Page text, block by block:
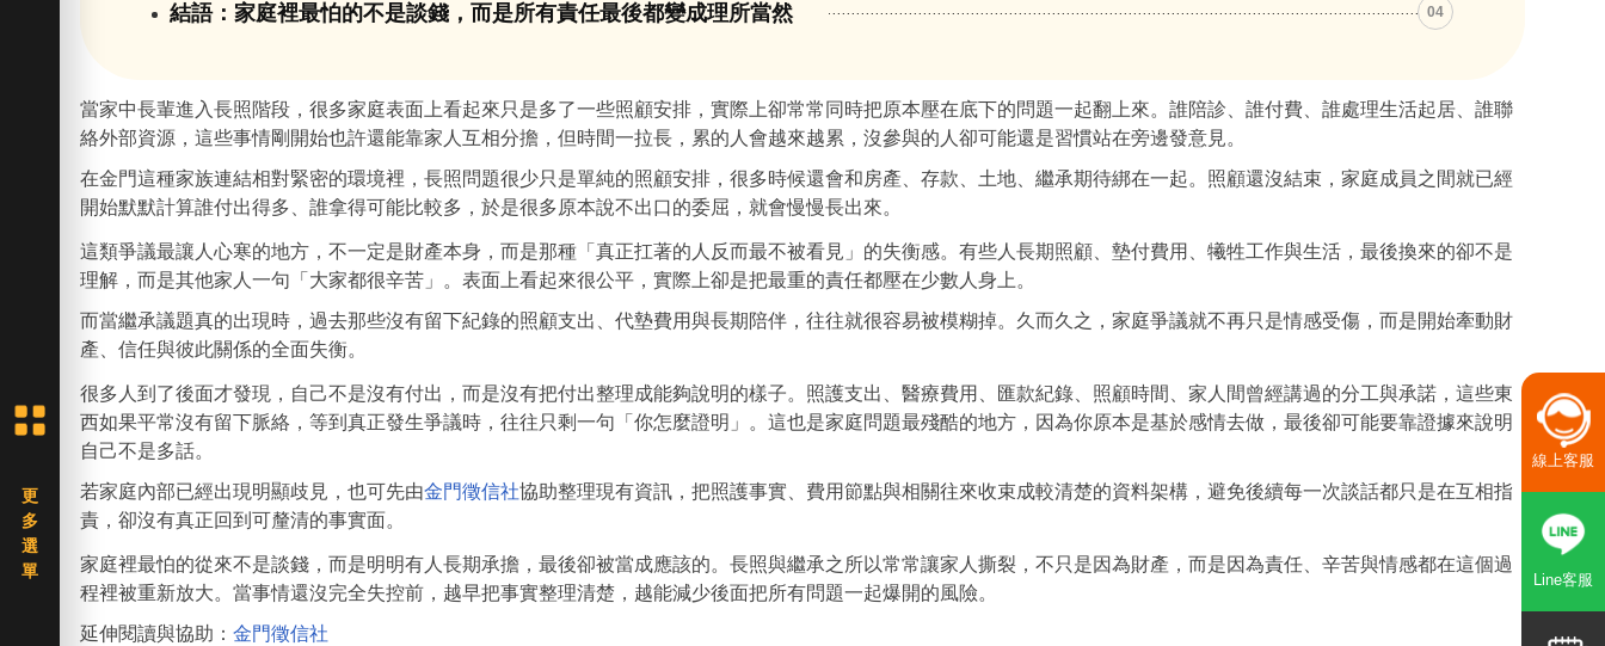
結語：家庭裡最怕的不是談錢，而是所有責任最後都變成理所當然 04
當家中長輩進入長照階段，很多家庭表面上看起來只是多了一些照顧安排，實際上卻常常同時把原本壓在底下的問題一起翻上來。誰陪診、誰付費、誰處理生活起居、誰聯
絡外部資源，這些事情剛開始也許還能靠家人互相分擔，但時間一拉長，累的人會越來越累，沒參與的人卻可能還是習慣站在旁邊發意見。
在金門這種家族連結相對緊密的環境裡，長照問題很少只是單純的照顧安排，很多時候還會和房產、存款、土地、繼承期待綁在一起。照顧還沒結束，家庭成員之間就已經
開始默默計算誰付出得多、誰拿得可能比較多，於是很多原本說不出口的委屈，就會慢慢長出來。
這類爭議最讓人心寒的地方，不一定是財產本身，而是那種「真正扛著的人反而最不被看見」的失衡感。有些人長期照顧、墊付費用、犧牲工作與生活，最後換來的卻不是
理解，而是其他家人一句「大家都很辛苦」。表面上看起來很公平，實際上卻是把最重的責任都壓在少數人身上。
而當繼承議題真的出現時，過去那些沒有留下紀錄的照顧支出、代墊費用與長期陪伴，往往就很容易被模糊掉。久而久之，家庭爭議就不再只是情感受傷，而是開始牽動財
產、信任與彼此關係的全面失衡。
很多人到了後面才發現，自己不是沒有付出，而是沒有把付出整理成能夠說明的樣子。照護支出、醫療費用、匯款紀錄、照顧時間、家人間曾經講過的分工與承諾，這些東
西如果平常沒有留下脈絡，等到真正發生爭議時，往往只剩一句「你怎麼證明」。這也是家庭問題最殘酷的地方，因為你原本是基於感情去做，最後卻可能要靠證據來說明
自己不是多話。
若家庭內部已經出現明顯歧見，也可先由金門徵信社協助整理現有資訊，把照護事實、費用節點與相關往來收束成較清楚的資料架構，避免後續每一次談話都只是在互相指
責，卻沒有真正回到可釐清的事實面。
家庭裡最怕的從來不是談錢，而是明明有人長期承擔，最後卻被當成應該的。長照與繼承之所以常常讓家人撕裂，不只是因為財產，而是因為責任、辛苦與情感都在這個過
程裡被重新放大。當事情還沒完全失控前，越早把事實整理清楚，越能減少後面把所有問題一起爆開的風險。
延伸閱讀與協助：金門徵信社
線上客服
Line客服